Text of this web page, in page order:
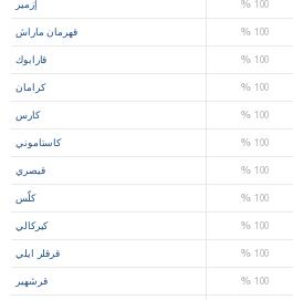
إزمير %100
قهرمان ماراش %100
قارابوك %100
كرامان %100
كارس %100
كاستاموني %100
قيصري %100
كلّس %100
كيركالي %100
قرقلر ايلي %100
قرشهير %100